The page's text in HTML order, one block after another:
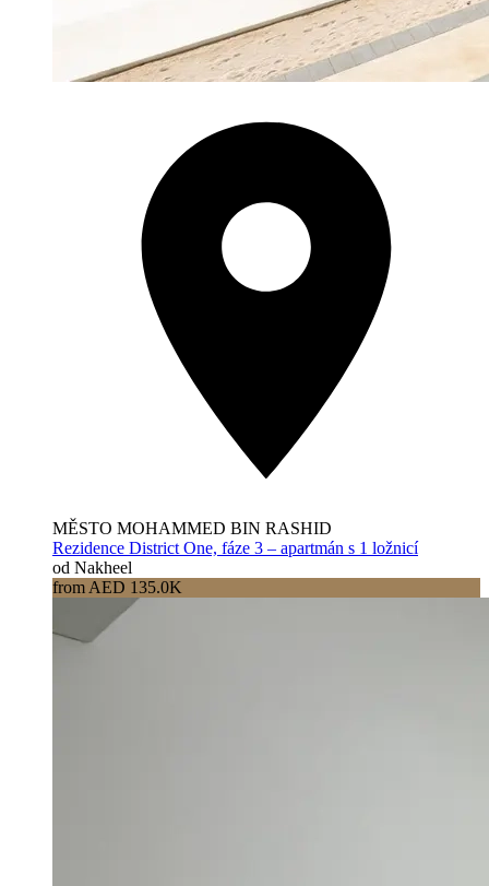
MĚSTO MOHAMMED BIN RASHID
Rezidence District One, fáze 3 – apartmán s 1 ložnicí
od Nakheel
from AED 135.0K